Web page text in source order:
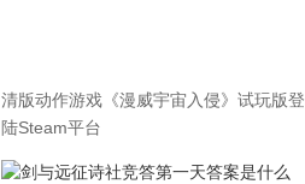
清版动作游戏《漫威宇宙入侵》试玩版登
陆Steam平台